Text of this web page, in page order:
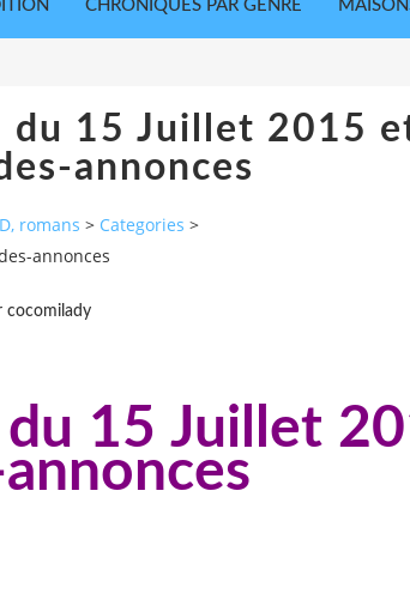
CHRONIQUES PAR GENRE
du 15 Juillet 2015
annonces
romans > Categories >
annonces
cocomilady
15 Juillet